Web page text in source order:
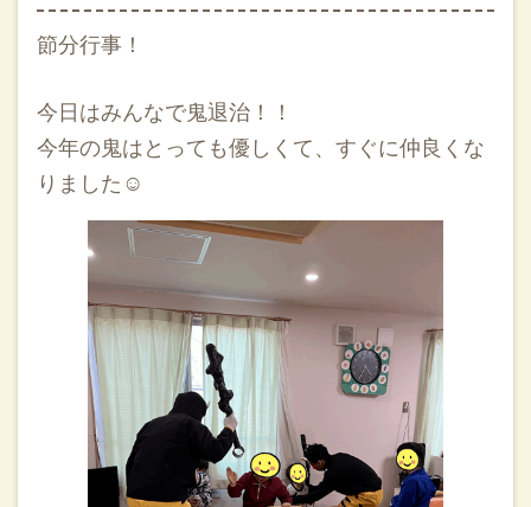
節分行事！
今日はみんなで鬼退治！！
今年の鬼はとっても優しくて、すぐに仲良くな
りました☺